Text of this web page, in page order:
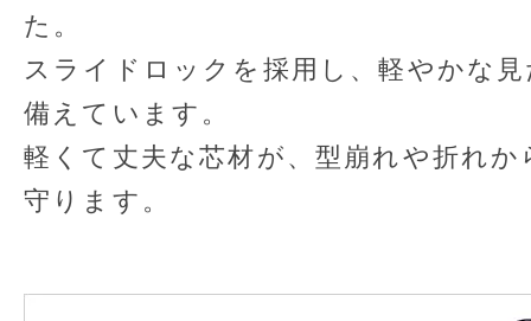
た。
スライドロックを採用し、軽やかな
備えています。
軽くて丈夫な芯材が、型崩れや折れ
守ります。